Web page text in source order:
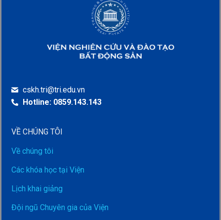
cskh.tri@tri.edu.vn
Hotline: 0859.143.143
VỀ CHÚNG TÔI
Về chúng tôi
Các khóa học tại Viện
Lịch khai giảng
Đội ngũ Chuyên gia của Viện